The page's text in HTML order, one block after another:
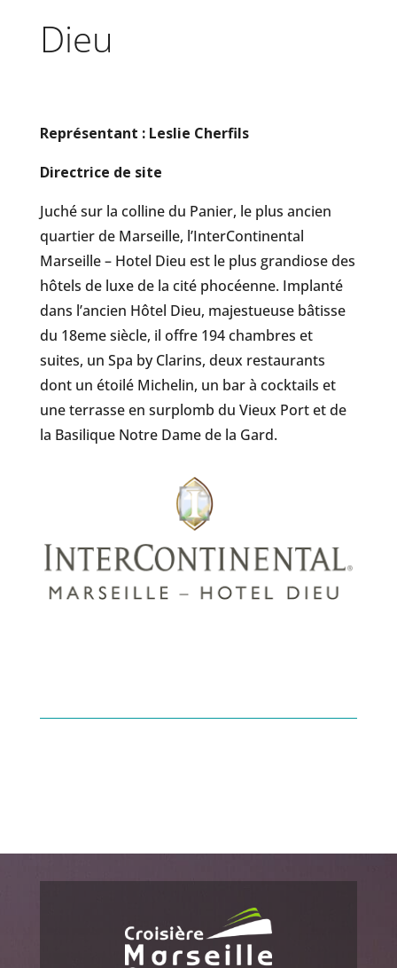
Dieu
Représentant : Leslie Cherfils
Directrice de site
Juché sur la colline du Panier, le plus ancien
quartier de Marseille, l’InterContinental
Marseille – Hotel Dieu est le plus grandiose des
hôtels de luxe de la cité phocéenne. Implanté
dans l’ancien Hôtel Dieu, majestueuse bâtisse
du 18eme siècle, il offre 194 chambres et
suites, un Spa by Clarins, deux restaurants
dont un étoilé Michelin, un bar à cocktails et
une terrasse en surplomb du Vieux Port et de
la Basilique Notre Dame de la Gard.